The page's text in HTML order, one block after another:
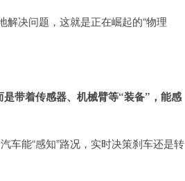
决问题，这就是正在崛起的“物理
带着传感器、机械臂等“装备”，能感
车能“感知”路况，实时决策刹车还是转